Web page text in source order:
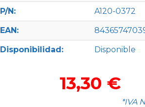
P/N: A120-0372
EAN:
Disponibilidad: Disponible
13,30 €
*IVA